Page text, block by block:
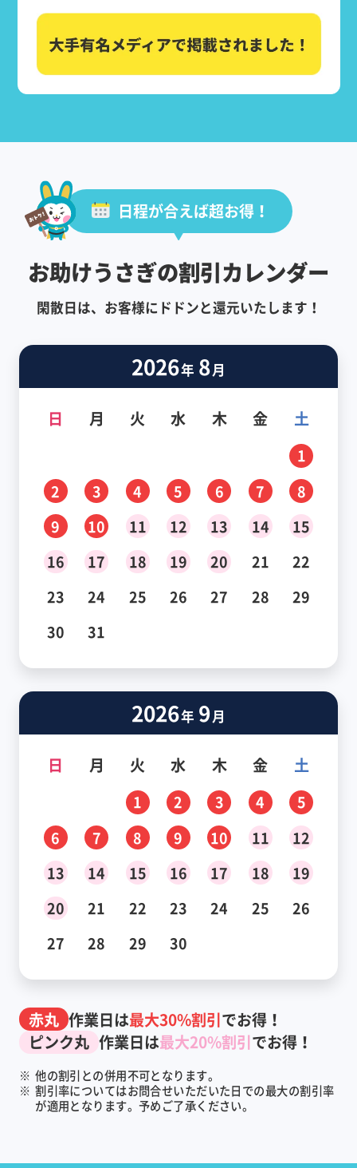
日程が合えば超お得！
お助けうさぎの割引カレンダー
閑散日は、お客様にドドンと還元いたします！
2026年 8月
日 月 火 水 木 金 土
1
2
3 4 5 6 7
8
9
10 11 12 13 14
15
16
17 18 19 20 21
22
23
24 25 26 27 28
29
30
31
2026年 9月
日 月 火 水 木 金 土
1 2 3 4
5
6
7 8 9 10 11
12
13
14 15 16 17 18
19
20
21 22 23 24 25
26
27
28 29 30
赤丸 作業日は最大30%割引でお得！
ピンク丸 作業日は最大20%割引でお得！
※ 他の割引との併用不可となります。
※ 割引率についてはお問合せいただいた日での最大の割引率
が適用となります。予めご了承ください。